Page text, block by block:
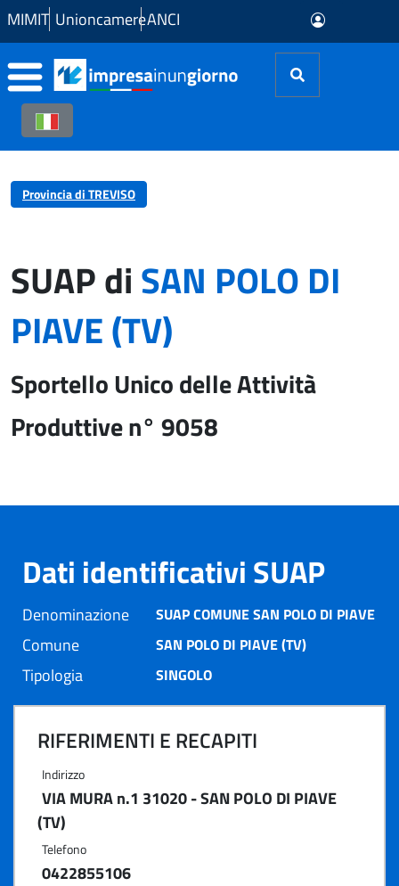
Skip to Main Content
MIMIT UnioncamereANCI
Provincia di TREVISO
SUAP diSAN POLO DI
PIAVE (TV)
Sportello Unico delle Attività
Produttive n° 9058
Dati identificativi SUAP
Denominazione SUAP COMUNE SAN POLO DI PIAVE
Comune SAN POLO DI PIAVE (TV)
Tipologia SINGOLO
RIFERIMENTI E RECAPITI
Indirizzo
VIA MURA n.1 31020 - SAN POLO DI PIAVE
(TV)
Telefono
0422855106